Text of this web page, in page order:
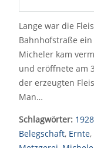
Lange war die
Bahnhofstraße
Micheler kam
und eröffnete am
der erzeugten
Man…
Schlagwörter: 1928
Belegschaft, Ernte,